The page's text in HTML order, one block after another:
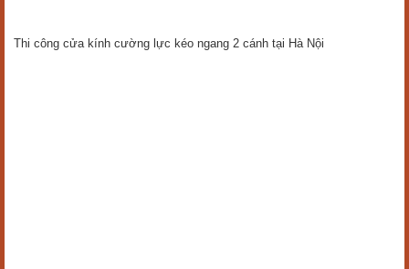
Thi công cửa kính cường lực kéo ngang 2 cánh tại Hà Nội